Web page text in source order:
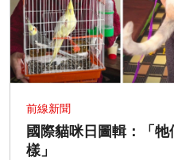
前線新聞
國際貓咪日圖輯：「
樣」